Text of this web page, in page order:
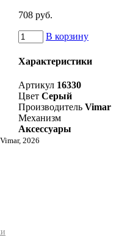
708 руб.
В корзину
Характеристики
Артикул 16330
Цвет Серый
Производитель Vimar
Механизм
Аксессуары
2026